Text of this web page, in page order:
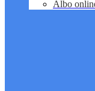
Albo